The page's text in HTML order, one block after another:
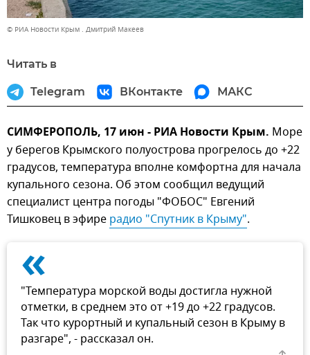
© РИА Новости Крым . Дмитрий Макеев
Читать в
Telegram ВКонтакте МАКС
СИМФЕРОПОЛЬ, 17 июн - РИА Новости Крым. Море
у берегов Крымского полуострова прогрелось до +22
градусов, температура вполне комфортна для начала
купального сезона. Об этом сообщил ведущий
специалист центра погоды "ФОБОС" Евгений
Тишковец в эфире радио "Спутник в Крыму".
«
"Температура морской воды достигла нужной
отметки, в среднем это от +19 до +22 градусов.
Так что курортный и купальный сезон в Крыму в
разгаре", - рассказал он.